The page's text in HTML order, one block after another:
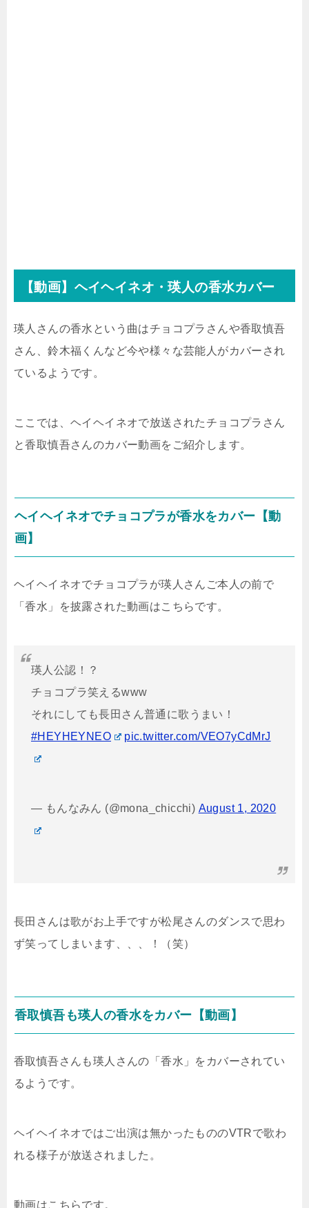
【動画】ヘイヘイネオ・瑛人の香水カバー
瑛人さんの香水という曲はチョコプラさんや香取慎吾
さん、鈴木福くんなど今や様々な芸能人がカバーされ
ているようです。
ここでは、ヘイヘイネオで放送されたチョコプラさん
と香取慎吾さんのカバー動画をご紹介します。
ヘイヘイネオでチョコプラが香水をカバー【動
画】
ヘイヘイネオでチョコプラが瑛人さんご本人の前で
「香水」を披露された動画はこちらです。
瑛人公認！？
チョコプラ笑えるwww
それにしても長田さん普通に歌うまい！
#HEYHEYNEO
pic.twitter.com/VEO7yCdMrJ
— もんなみん (@mona_chicchi) August 1, 2020
長田さんは歌がお上手ですが松尾さんのダンスで思わ
ず笑ってしまいます、、、！（笑）
香取慎吾も瑛人の香水をカバー【動画】
香取慎吾さんも瑛人さんの「香水」をカバーされてい
るようです。
ヘイヘイネオではご出演は無かったもののVTRで歌わ
れる様子が放送されました。
動画はこちらです。